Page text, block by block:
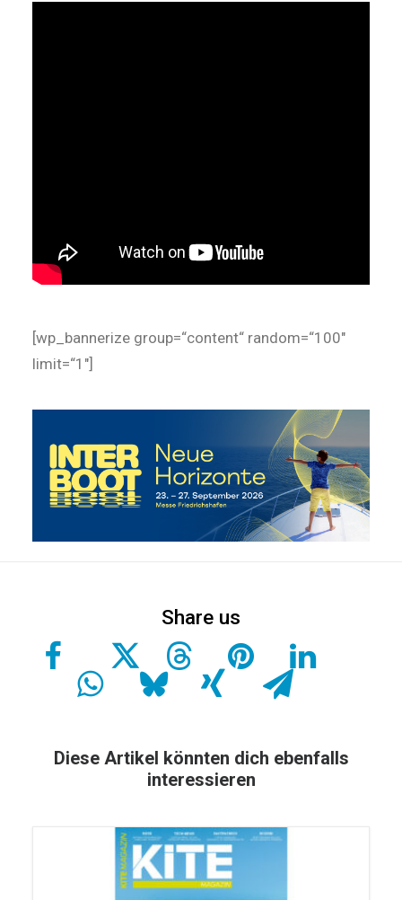
[wp_bannerize group=“content“ random=“100″
limit=“1″]
Diese Artikel könnten dich ebenfalls
interessieren